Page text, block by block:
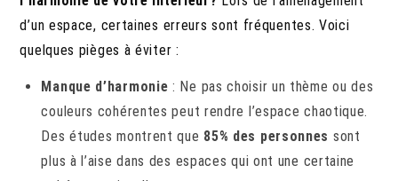
d’un espace, certaines erreurs sont fréquentes. Voici
quelques pièges à éviter :
Manque d’harmonie : Ne pas choisir un thème ou des
couleurs cohérentes peut rendre l’espace chaotique.
Des études montrent que 85% des personnes sont
plus à l’aise dans des espaces qui ont une certaine